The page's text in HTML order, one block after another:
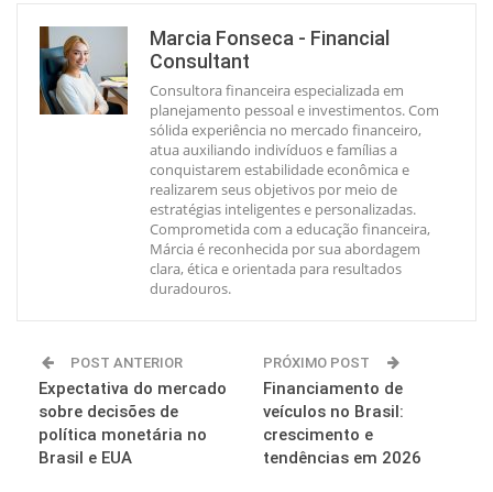
Marcia Fonseca - Financial
Consultant
Consultora financeira especializada em
planejamento pessoal e investimentos. Com
sólida experiência no mercado financeiro,
atua auxiliando indivíduos e famílias a
conquistarem estabilidade econômica e
realizarem seus objetivos por meio de
estratégias inteligentes e personalizadas.
Comprometida com a educação financeira,
Márcia é reconhecida por sua abordagem
clara, ética e orientada para resultados
duradouros.
POST ANTERIOR
Expectativa do mercado
sobre decisões de
política monetária no
Brasil e EUA
PRÓXIMO POST
Financiamento de
veículos no Brasil:
crescimento e
tendências em 2026